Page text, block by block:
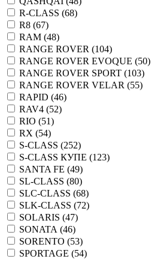
R-CLASS (68)
R8 (67)
RAM (48)
RANGE ROVER (104)
RANGE ROVER EVOQUE (50)
RANGE ROVER SPORT (103)
RANGE ROVER VELAR (55)
RAPID (46)
RAV4 (52)
RIO (51)
RX (54)
S-CLASS (252)
S-CLASS КУПЕ (123)
SANTA FE (49)
SL-CLASS (80)
SLC-CLASS (68)
SLK-CLASS (72)
SOLARIS (47)
SONATA (46)
SORENTO (53)
SPORTAGE (54)